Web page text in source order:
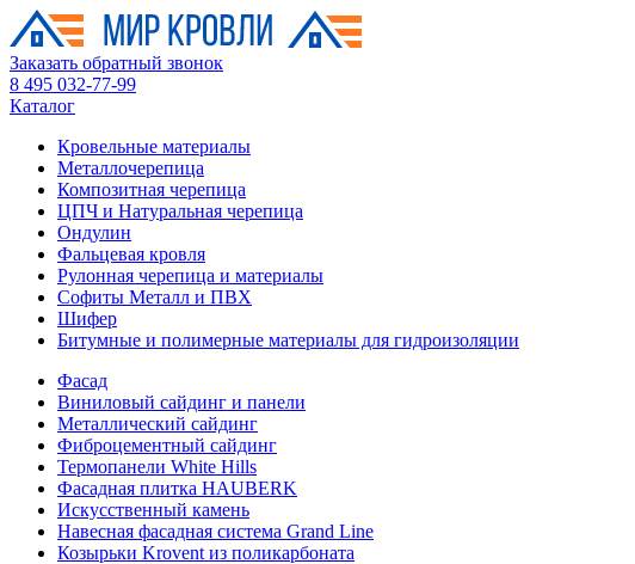
Заказать обратный звонок
8 495 032-77-99
Каталог
Кровельные материалы
Металлочерепица
Композитная черепица
ЦПЧ и Натуральная черепица
Ондулин
Фальцевая кровля
Рулонная черепица и материалы
Софиты Металл и ПВХ
Шифер
Битумные и полимерные материалы для гидроизоляции
Фасад
Виниловый сайдинг и панели
Металлический сайдинг
Фиброцементный сайдинг
Термопанели White Hills
Фасадная плитка HAUBERK
Искусственный камень
Навесная фасадная система Grand Line
Козырьки Krovent из поликарбоната